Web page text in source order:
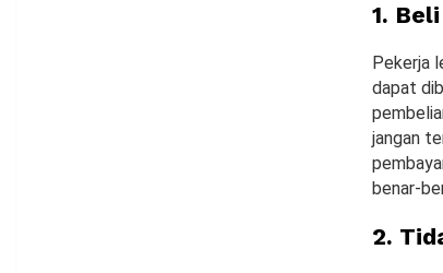
1.
Pekerja
dapat
jangan
benar-
2.